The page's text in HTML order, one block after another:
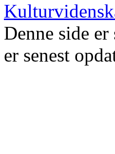
Denne side
er senest